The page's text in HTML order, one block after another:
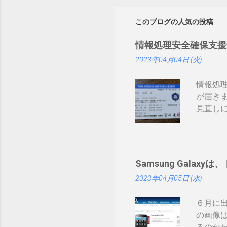
このブログの人気の投稿
情報処理安全確保支
2023年04月04日 (火)
情報処
が届き
見直し
みたい
て：
録番号
構な金
ますが
Samsung Galaxyは、
2023年04月05日 (水)
６月に
の画像